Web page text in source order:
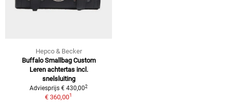
Hepco & Becker
Buffalo Smallbag Custom
Leren achtertas incl.
snelsluiting
Adviesprijs € 430,002
€ 360,001